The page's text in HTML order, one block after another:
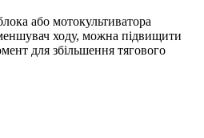
або мотокультиватора
ходу, можна підвищити
для збільшення тягового